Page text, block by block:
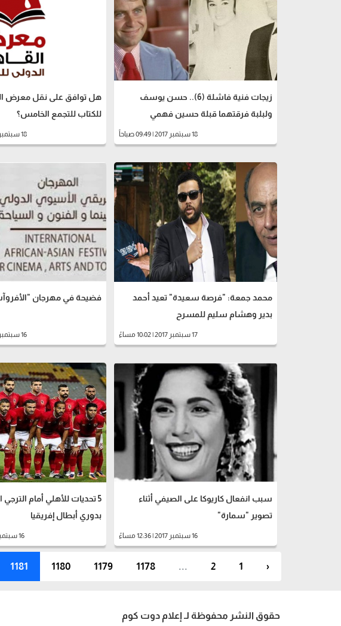
زيجات فنية فاشلة (6).. حسن يوسف
ولبلبة فرقتهما قبلة حسين فهمي
18 سبتمبر 2017 | 09:49 صباحاً
هل توافق على نقل معرض
للكتاب للتجمع الخامس؟
18 سبتمبر 2017 | 09:47 صباحاً
محمد جمعة: "فرصة سعيدة" تعيد أحمد
بدير وهشام سليم للمسرح
17 سبتمبر 2017 | 10:02 مساءً
فضيحة في مهرجان
16 سبتمبر 2017 | 05:14 مساءً
سبب انفعال كاريوكا على الصيفي أثناء
تصوير "سمارة"
16 سبتمبر 2017 | 12:36 مساءً
5 تحديات للأهلي أمام
بدوري أبطال إفريقيا
16 سبتمبر 2017 | 01:01 صباحاً
‹
1
2
...
1178
1179
1180
1181
حقوق النشر محفوظة لـ إعلام دوت كوم